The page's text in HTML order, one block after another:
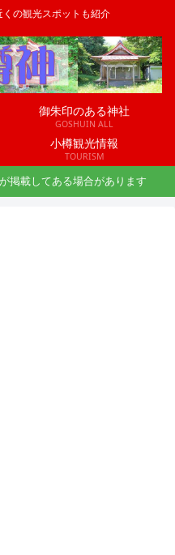
の観光スポットも紹介
御朱印のある神社
GOSHUIN ALL
小樽観光情報
TOURISM
掲載してある場合があります